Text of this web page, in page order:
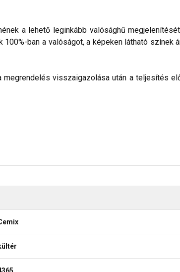
a lehető leginkább valósághű
ban a valóságot, a képeken látható színek
visszaigazolása után a teljesítés